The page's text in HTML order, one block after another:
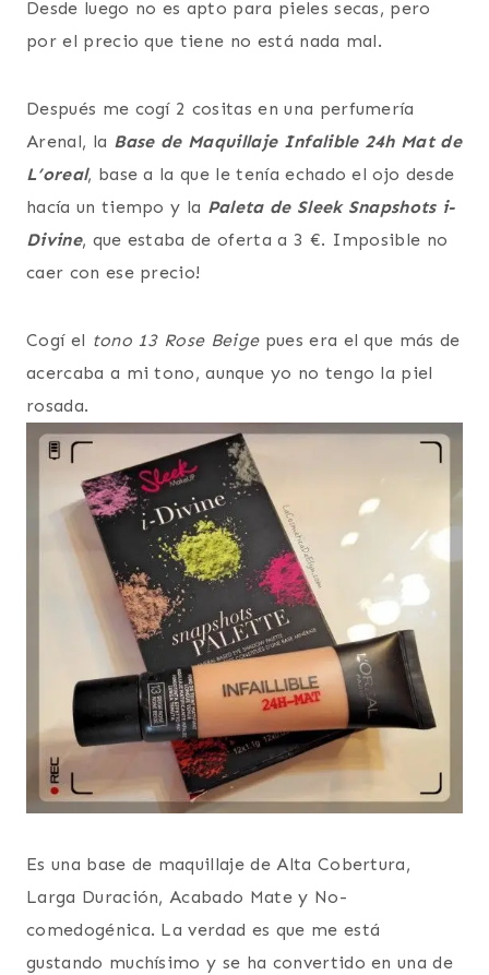
Desde luego no es apto para pieles secas, pero
por el precio que tiene no está nada mal.
Después me cogí 2 cositas en una perfumería
Arenal, la Base de Maquillaje Infalible 24h Mat de
L’oreal, base a la que le tenía echado el ojo desde
hacía un tiempo y la Paleta de Sleek Snapshots i-
Divine, que estaba de oferta a 3 €. Imposible no
caer con ese precio!
Cogí el tono 13 Rose Beigepues era el que más de
acercaba a mi tono, aunque yo no tengo la piel
rosada.
Es una base de maquillaje de Alta Cobertura,
Larga Duración, Acabado Mate y No-
comedogénica. La verdad es que me está
gustando muchísimo y se ha convertido en una de